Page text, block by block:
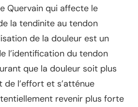
Quervain qui affecte le
la tendinite au tendon
de la douleur est un
l’identification du tendon
que la douleur soit plus
de l’effort et s’atténue
revenir plus forte